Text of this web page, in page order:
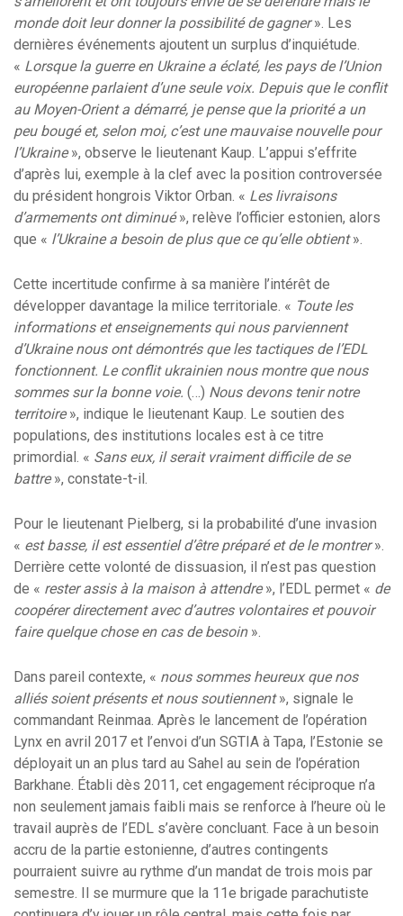
monde doit leur donner la possibilité de gagner». Les
dernières événements ajoutent un surplus d’inquiétude.
« Lorsque la guerre en Ukraine a éclaté, les pays de l’Union
européenne parlaient d’une seule voix. Depuis que le conflit
au Moyen-Orient a démarré, je pense que la priorité a un
peu bougé et, selon moi, c’est une mauvaise nouvelle pour
l’Ukraine», observe le lieutenant Kaup. L’appui s’effrite
d’après lui, exemple à la clef avec la position controversée
du président hongrois Viktor Orban. « Les livraisons
d’armements ont diminué», relève l’officier estonien, alors
que « l’Ukraine a besoin de plus que ce qu’elle obtient».
Cette incertitude confirme à sa manière l’intérêt de
développer davantage la milice territoriale. « Toute les
informations et enseignements qui nous parviennent
d’Ukraine nous ont démontrés que les tactiques de l’EDL
fonctionnent. Le conflit ukrainien nous montre que nous
sommes sur la bonne voie. (…) Nous devons tenir notre
territoire», indique le lieutenant Kaup. Le soutien des
populations, des institutions locales est à ce titre
primordial. « Sans eux, il serait vraiment difficile de se
battre», constate-t-il.
Pour le lieutenant Pielberg, si la probabilité d’une invasion
« est basse, il est essentiel d’être préparé et de le montrer».
Derrière cette volonté de dissuasion, il n’est pas question
de « rester assis à la maison à attendre», l’EDL permet « de
coopérer directement avec d’autres volontaires et pouvoir
faire quelque chose en cas de besoin».
Dans pareil contexte, « nous sommes heureux que nos
alliés soient présents et nous soutiennent», signale le
commandant Reinmaa. Après le lancement de l’opération
Lynx en avril 2017 et l’envoi d’un SGTIA à Tapa, l’Estonie se
déployait un an plus tard au Sahel au sein de l’opération
Barkhane. Établi dès 2011, cet engagement réciproque n’a
non seulement jamais faibli mais se renforce à l’heure où le
travail auprès de l’EDL s’avère concluant. Face à un besoin
accru de la partie estonienne, d’autres contingents
pourraient suivre au rythme d’un mandat de trois mois par
semestre. Il se murmure que la 11e brigade parachutiste